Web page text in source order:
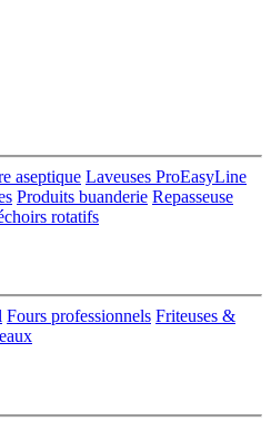
aseptique Laveuses ProEasyLine
Produits buanderie Repasseuse
rotatifs
Fours professionnels Friteuses &